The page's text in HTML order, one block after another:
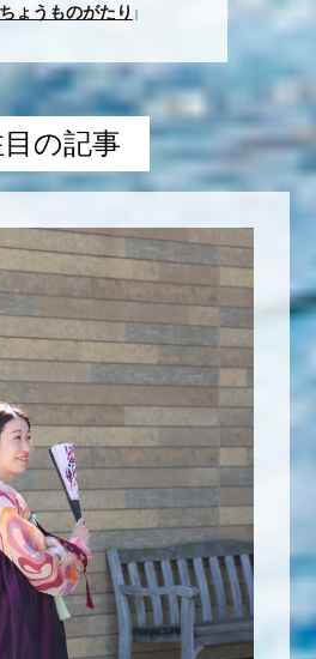
ょうものがたり
の記事